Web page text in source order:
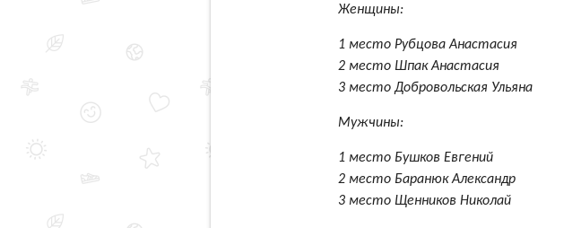
Женщины:
1 место Рубцова Анастасия
2 место Шпак Анастасия
3 место Добровольская Ульяна
Мужчины:
1 место Бушков Евгений
2 место Баранюк Александр
3 место Щенников Николай